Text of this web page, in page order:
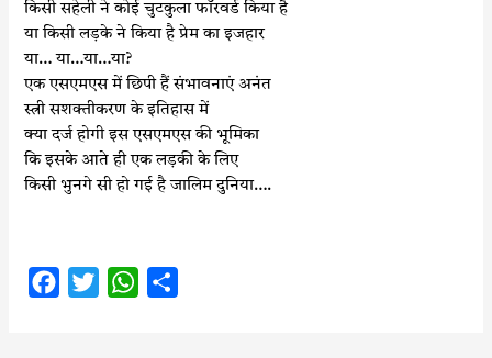
किसी सहेली ने कोई चुटकुला फॉरवर्ड किया है
या किसी लड़के ने किया है प्रेम का इजहार
या… या…या…या?
एक एसएमएस में छिपी हैं संभावनाएं अनंत
स्त्री सशक्तीकरण के इतिहास में
क्या दर्ज होगी इस एसएमएस की भूमिका
कि इसके आते ही एक लड़की के लिए
किसी भुनगे सी हो गई है जालिम दुनिया….
W